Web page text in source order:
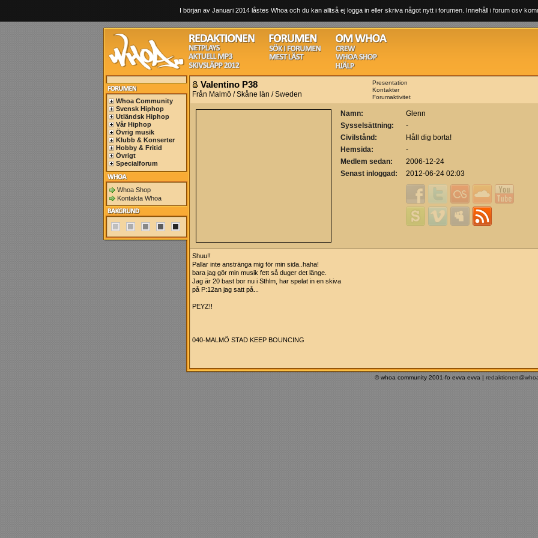
I början av Januari 2014 låstes Whoa och du kan alltså ej logga in eller skriva något nytt i forumen. Innehåll i forum osv
Whoa Community
Svensk Hiphop
Utländsk Hiphop
Vår Hiphop
Övrig musik
Klubb & Konserter
Hobby & Fritid
Övrigt
Specialforum
Whoa Shop
Kontakta Whoa
Valentino P38
Från Malmö / Skåne län / Sweden
Presentation
Kontakter
Forumaktivitet
Namn:
Glenn
Sysselsättning:
-
Civilstånd:
Håll dig borta!
Hemsida:
-
Medlem sedan:
2006-12-24
Senast inloggad:
2012-06-24 02:03
Shuu!!
Pallar inte anstränga mig för min sida..haha!
bara jag gör min musik fett så duger det länge.
Jag är 20 bast bor nu i Sthlm, har spelat in en skiva
på P:12an jag satt på...
PEYZ!!
040-MALMÖ STAD KEEP BOUNCING
© whoa community 2001-fo evva evva |